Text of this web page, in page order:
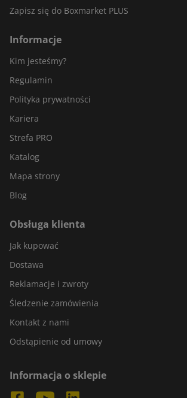
Zapisz się do Boxmarket PLUS
Informacje
Kim jesteśmy?
Regulamin
Polityka prywatności
Kariera
Strefa PRO
Katalog
Mapa strony
Blog
Obsługa klienta
Jak kupować
Dostawa
Reklamacje i zwroty
Śledzenie zamówienia
Kontakt z nami
Odstąpienie od umowy
Informacja o sklepie